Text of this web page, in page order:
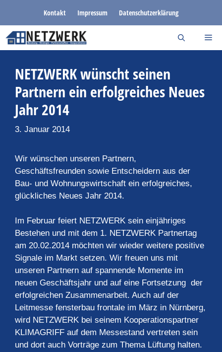
springen
Kontakt Impressum Datenschutzerklärung
NETZWERK wünscht seinen
Partnern ein erfolgreiches Neues
Jahr 2014
3. Januar 2014
Wir wünschen unseren Partnern,
Geschäftsfreunden sowie Entscheidern aus der
Bau- und Wohnungswirtschaft ein erfolgreiches,
glückliches Neues Jahr 2014.
Im Februar feiert NETZWERK sein einjähriges
Bestehen und mit dem 1. NETZWERK Partnertag
am 20.02.2014 möchten wir wieder weitere positive
Signale im Markt setzen. Wir freuen uns mit
unseren Partnern auf spannende Momente im
neuen Geschäftsjahr und auf eine Fortsetzung der
erfolgreichen Zusammenarbeit. Auch auf der
Leitmesse fensterbau frontale im März in Nürnberg,
wird NETZWERK bei seinem Kooperationspartner
KLIMAGRIFF auf dem Messestand vertreten sein
und dort auch Vorträge zum Thema Lüftung halten.